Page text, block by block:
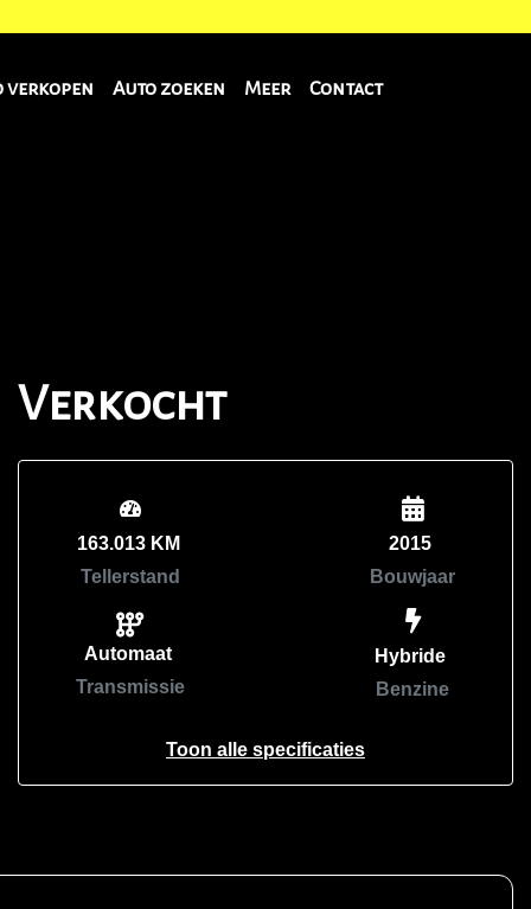
verkopen Auto zoeken Meer Contact
Verkocht
163.013 KM
Tellerstand
Automaat
Transmissie
2015
Bouwjaar
Hybride
Benzine
Toon alle specificaties